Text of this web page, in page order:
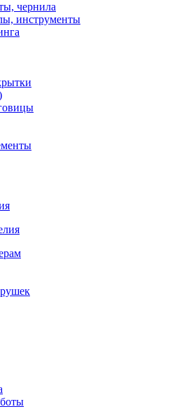
чернила
инструменты